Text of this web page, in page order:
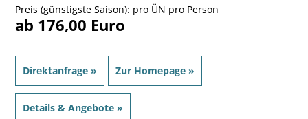
Preis (günstigste Saison): pro ÜN pro Person
ab 176,00 Euro
Direktanfrage » Zur Homepage »
Details & Angebote »